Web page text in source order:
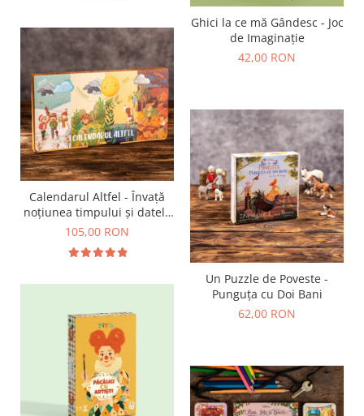
Ghici la ce mă Gândesc - Joc
de Imaginație
42,00 RON
Calendarul Altfel - Învață
noțiunea timpului și datele
importante din an
105,00 RON
Un Puzzle de Poveste -
Punguța cu Doi Bani
62,00 RON